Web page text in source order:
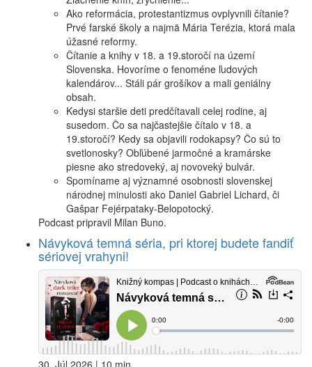
Ako reformácia, protestantizmus ovplyvnili čítanie?
Prvé farské školy a najmä Mária Terézia, ktorá mala
úžasné reformy.
Čítanie a knihy v 18. a 19.storočí na území
Slovenska. Hovoríme o fenoméne ľudových
kalendárov... Stáli pár grošíkov a mali geniálny
obsah.
Kedysi staršie deti predčítavali celej rodine, aj
susedom. Čo sa najčastejšie čítalo v 18. a
19.storočí? Kedy sa objavili rodokapsy? Čo sú to
svetlonosky? Obľúbené jarmočné a kramárske
piesne ako stredoveký, aj novoveký bulvár.
Spomíname aj významné osobnosti slovenskej
národnej minulosti ako Daniel Gabriel Lichard, či
Gašpar Fejérpataky-Belopotocký.
Podcast pripravil Milan Buno.
Návyková temná séria, pri ktorej budete fandiť
sériovej vrahyni!
30. Júl 2026 | 10 min.